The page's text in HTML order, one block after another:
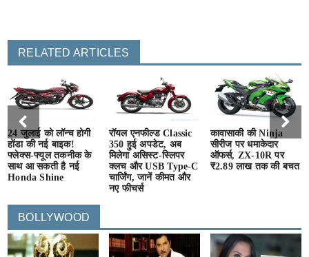
RELATED ARTICLES
24 जुलाई को लॉन्च होगी
होंडा की नई बाइक!
फ्लेक्स-फ्यूल तकनीक के
साथ आ सकती है नई
Honda Shine
रॉयल एनफील्ड Classic
350 हुई अपडेट, अब
मिलेगा असिस्ट-स्लिपर
क्लच और USB Type-C
चार्जिंग, जानें कीमत और
नए फीचर्स
कावासाकी की Ninja
सीरीज पर धमाकेदार
ऑफर्स, ZX-10R पर
₹2.89 लाख तक की बचत
BOLLYWOOD